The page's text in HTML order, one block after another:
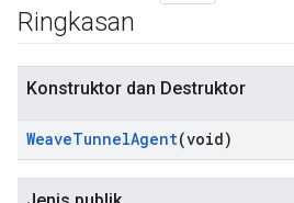
Ringkasan
Konstruktor dan Destruktor
WeaveTunnelAgent(void)